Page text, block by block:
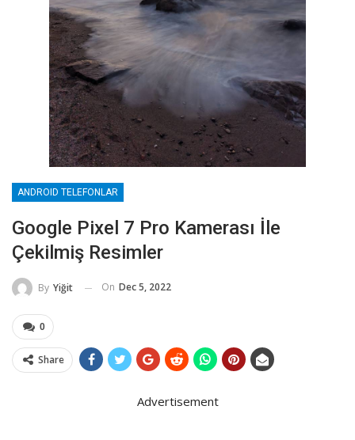
ANDROID TELEFONLAR
Google Pixel 7 Pro Kamerası İle
Çekilmiş Resimler
By Yiğit On Dec 5, 2022
0
Share
Advertisement